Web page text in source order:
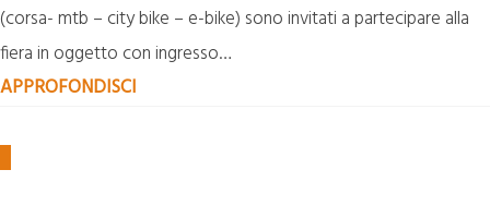
(corsa- mtb – city bike – e-bike) sono invitati a partecipare alla
fiera in oggetto con ingresso…
APPROFONDISCI